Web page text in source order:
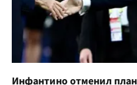
Инфантино отменил